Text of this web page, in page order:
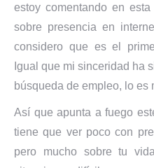
estoy comentando en
sobre presencia en
considero que es el
Igual que mi sinceridad ha
búsqueda de empleo, lo es
Así que apunta a fuego
tiene que ver poco con
pero mucho sobre tu